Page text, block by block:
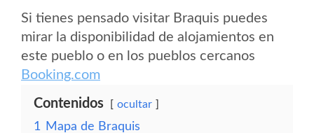
Si tienes pensado visitar Braquis puedes
mirar la disponibilidad de alojamientos en
este pueblo o en los pueblos cercanos
Booking.com
Contenidos ocultar
1
Mapa de Braquis